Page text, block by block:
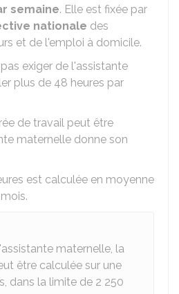
semaine. Elle est fixée par
nationale des
et de l'emploi à domicile.
exiger de l'assistante
plus de 48 heures par
de travail peut être
maternelle donne son
est calculée en moyenne
maternelle, la
être calculée sur une
dans la limite de 2 250